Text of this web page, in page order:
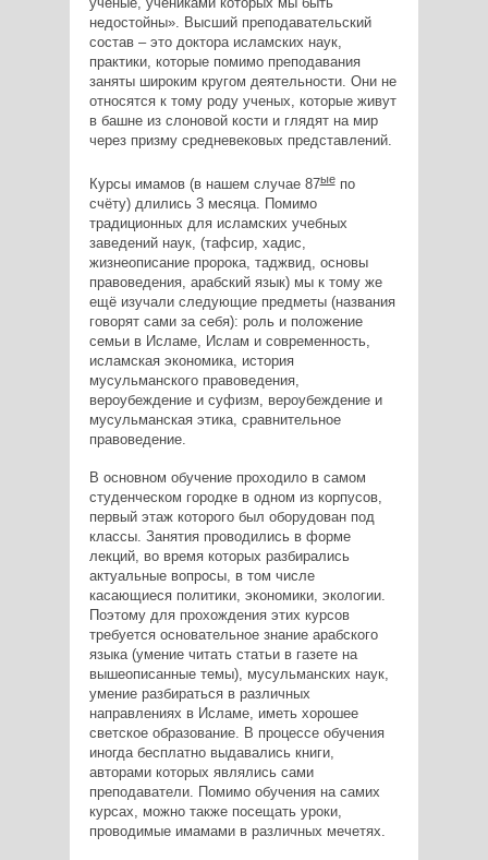
недостойны». Высший преподавательский
состав – это доктора исламских наук,
практики, которые помимо преподавания
заняты широким кругом деятельности. Они не
относятся к тому роду ученых, которые живут
в башне из слоновой кости и глядят на мир
через призму средневековых представлений.
Курсы имамов (в нашем случае 87ыепо
счёту) длились 3 месяца. Помимо
традиционных для исламских учебных
заведений наук, (тафсир, хадис,
жизнеописание пророка, таджвид, основы
правоведения, арабский язык) мы к тому же
ещё изучали следующие предметы (названия
говорят сами за себя): роль и положение
семьи в Исламе, Ислам и современность,
исламская экономика, история
мусульманского правоведения,
вероубеждение и суфизм, вероубеждение и
мусульманская этика, сравнительное
правоведение.
В основном обучение проходило в самом
студенческом городке в одном из корпусов,
первый этаж которого был оборудован под
классы. Занятия проводились в форме
лекций, во время которых разбирались
актуальные вопросы, в том числе
касающиеся политики, экономики, экологии.
Поэтому для прохождения этих курсов
требуется основательное знание арабского
языка (умение читать статьи в газете на
вышеописанные темы), мусульманских наук,
умение разбираться в различных
направлениях в Исламе, иметь хорошее
светское образование. В процессе обучения
иногда бесплатно выдавались книги,
авторами которых являлись сами
преподаватели. Помимо обучения на самих
курсах, можно также посещать уроки,
проводимые имамами в различных мечетях.